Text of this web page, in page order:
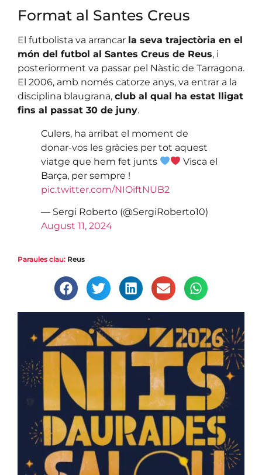
Format al Santes Creus
El futbolista va arrancar la seva trajectòria en el
món del futbol al Santes Creus de Reus, i
posteriorment va passar pel Nàstic de Tarragona.
El 2006, amb només catorze anys, va entrar a la
disciplina blaugrana, club al qual ha estat lligat
fins al passat 30 de juny.
Culers, ha arribat el moment de
donar-vos les gràcies per tot aquest
viatge que hem fet junts
Visca el
Barça, per sempre !
pic.twitter.com/NIOiftNUB2
— Sergi Roberto (@SergiRoberto10)
August 11, 2024
Paraules clau: Reus